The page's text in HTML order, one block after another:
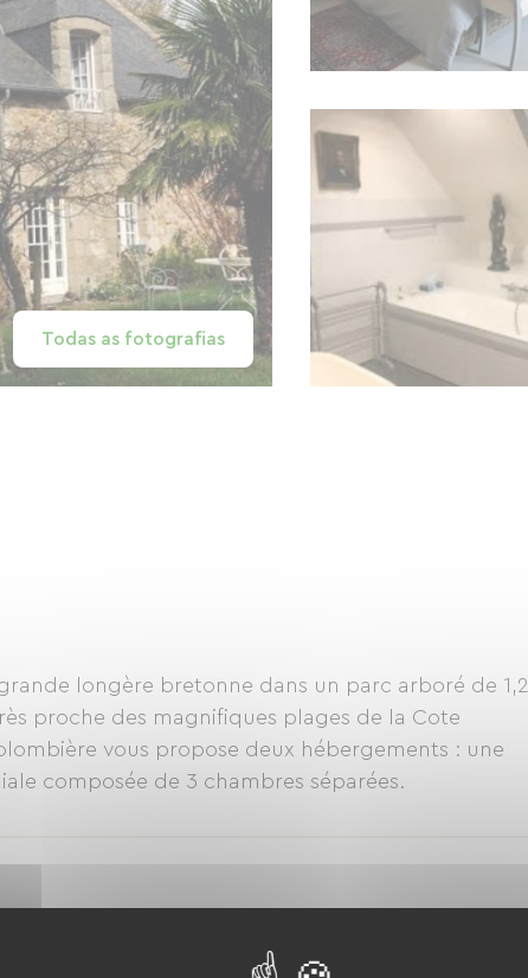
Todas as fotografias
longère bretonne dans un parc arboré de 1,2
proche des magnifiques plages de la Cote
vous propose deux hébergements : une
composée de 3 chambres séparées.